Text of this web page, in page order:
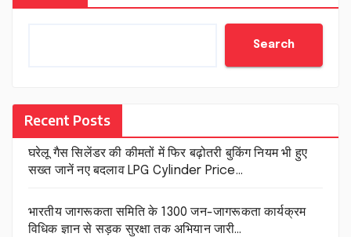
Search
Recent Posts
घरेलू गैस सिलेंडर की कीमतों में फिर बढ़ोतरी बुकिंग नियम भी हुए
सख्त जानें नए बदलाव LPG Cylinder Price…
भारतीय जागरूकता समिति के 1300 जन-जागरूकता कार्यक्रम
विधिक ज्ञान से सड़क सुरक्षा तक अभियान जारी…